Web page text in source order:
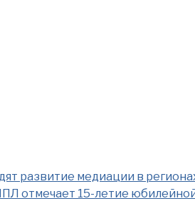
развитие медиации в
отмечает 15-летие